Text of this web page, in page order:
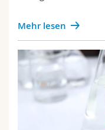
Mehr lesen